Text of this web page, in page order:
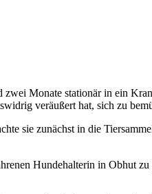
Monate stationär in ein
veräußert hat, sich zu
sie zunächst in die
Hundehalterin in Obhut